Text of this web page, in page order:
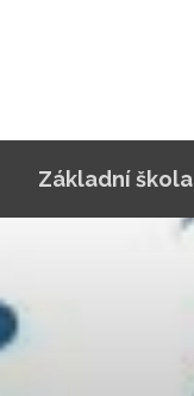
Základní škola